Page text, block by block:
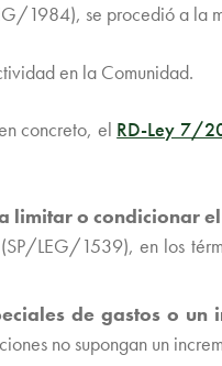
1984), se procedió a la
en la Comunidad.
concreto, el RD-Ley 7/
limitar o condicionar
LEG/1539), en los
de gastos o
no supongan un